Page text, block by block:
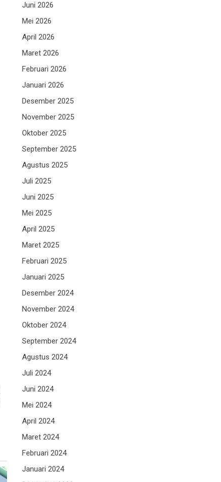
Juni 2026
Mei 2026
April 2026
Maret 2026
Februari 2026
Januari 2026
Desember 2025
November 2025
Oktober 2025
September 2025
Agustus 2025
Juli 2025
Juni 2025
Mei 2025
April 2025
Maret 2025
Februari 2025
Januari 2025
Desember 2024
November 2024
Oktober 2024
September 2024
Agustus 2024
Juli 2024
Juni 2024
Mei 2024
April 2024
Maret 2024
Februari 2024
Januari 2024